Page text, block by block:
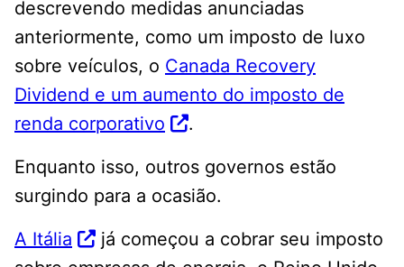
descrevendo medidas anunciadas
anteriormente, como um imposto de luxo
sobre veículos, o Canada Recovery
Dividend e um aumento do imposto de
renda corporativo
.
Enquanto isso, outros governos estão
surgindo para a ocasião.
A Itália
já começou a cobrar seu imposto